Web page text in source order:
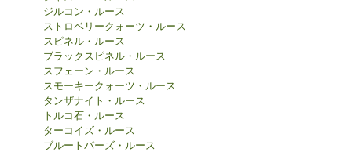
ジルコン・ルース
ストロベリークォーツ・ルース
スピネル・ルース
ブラックスピネル・ルース
スフェーン・ルース
スモーキークォーツ・ルース
タンザナイト・ルース
トルコ石・ルース
ターコイズ・ルース
ブルートパーズ・ルース